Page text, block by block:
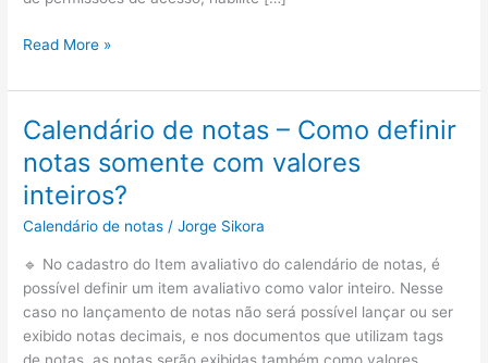
Calendários
notas
Como
inserir
uma
nota
em
lote
pelo
calendário
de
notas?
Read More »
Calendário de notas – Como definir
notas somente com valores
inteiros?
Calendário de notas /Jorge Sikora
🔹 No cadastro do Item avaliativo do calendário de notas, é
possível definir um item avaliativo como valor inteiro. Nesse
caso no lançamento de notas não será possível lançar ou ser
exibido notas decimais, e nos documentos que utilizam tags